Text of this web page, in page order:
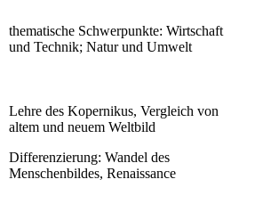
thematische Schwerpunkte: Wirtschaft
und Technik; Natur und Umwelt
Lehre des Kopernikus, Vergleich von
altem und neuem Weltbild
Differenzierung: Wandel des
Menschenbildes, Renaissance